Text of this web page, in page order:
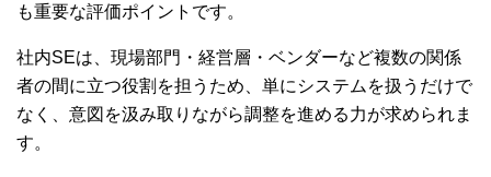
も重要な評価ポイントです。
社内SEは、現場部門・経営層・ベンダーなど複数の関係
者の間に立つ役割を担うため、単にシステムを扱うだけで
なく、意図を汲み取りながら調整を進める力が求められま
す。